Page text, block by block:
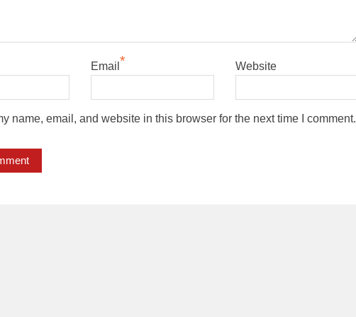
Email * Website
name, email, and website in this browser for the next time I comment.